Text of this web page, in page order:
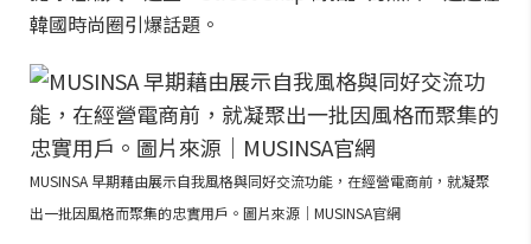
韓國時尚圈引爆話題。
MUSINSA 早期藉由展示自我風格與同好交流功能，在經營電商前，就凝聚
出一批因風格而聚集的忠實用戶。圖片來源｜MUSINSA官網